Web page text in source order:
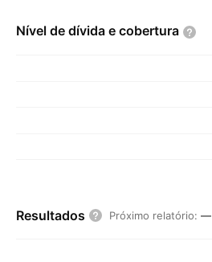
Nível de dívida e cobertura
Resultados Próximo relatório: —